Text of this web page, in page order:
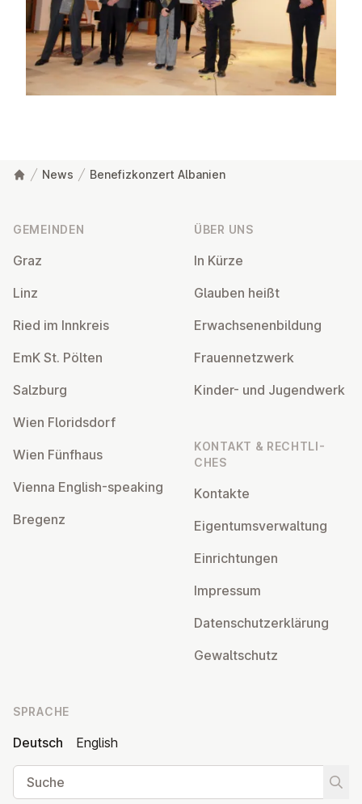
News Benefizkonzert Albanien
GEMEINDEN
Graz
Linz
Ried im Innkreis
EmK St. Pölten
Salzburg
Wien Flo­rids­dorf
Wien Fünfhaus
Vienna English-speaking
Bregenz
ÜBER UNS
In Kürze
Glauben heißt
Er­wach­se­nen­bil­dung
Frau­en­netz­werk
Kinder- und Ju­gend­werk
KONTAKT & RECHT­LI­
CHES
Kontakte
Ei­gen­tums­ver­wal­tung
Ein­rich­tun­gen
Impressum
Da­ten­schutz­er­klä­rung
Ge­walt­schutz
SPRACHE
Deutsch
English
Suche